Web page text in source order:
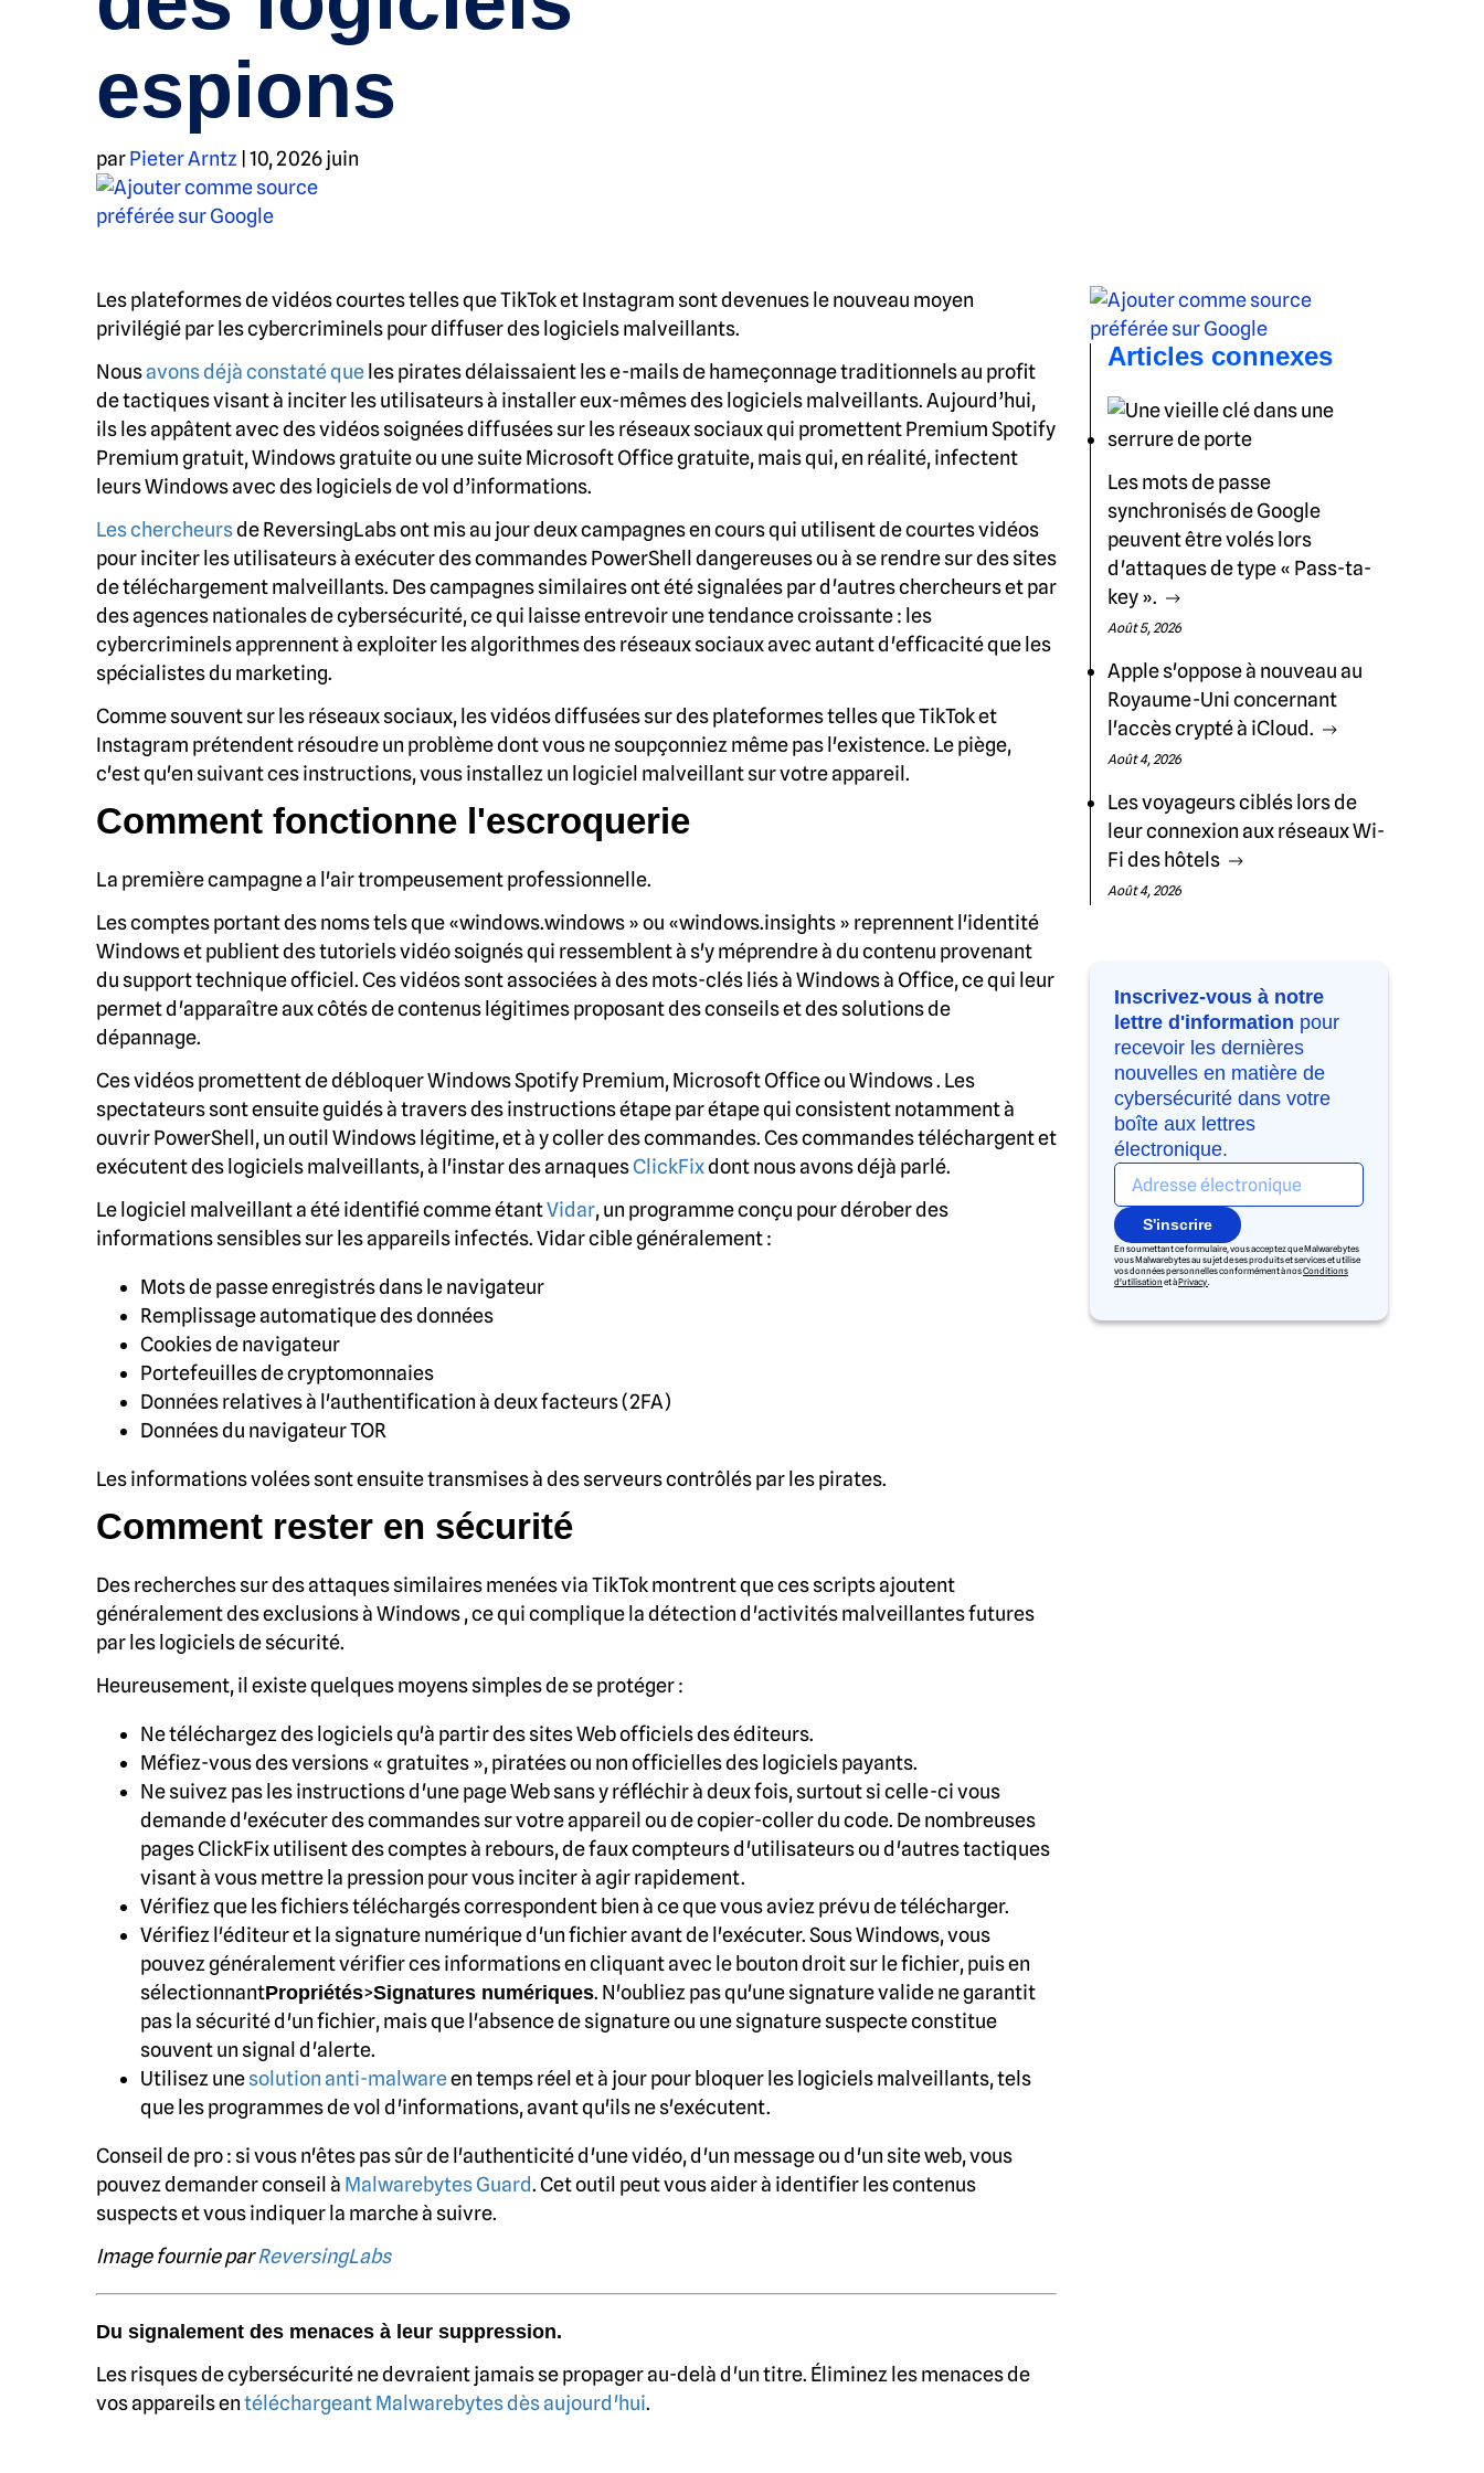
espions
parPieter Arntz 10, 2026 juin
Les plateformes de vidéos courtes telles que TikTok et Instagram sont devenues le nouveau moyen
privilégié par les cybercriminels pour diffuser des logiciels malveillants.
Nousavons déjà constaté que les pirates délaissaient les e-mails de hameçonnage traditionnels au profit
de tactiques visant à inciter les utilisateurs à installer eux-mêmes des logiciels malveillants. Aujourd’hui,
ils les appâtent avec des vidéos soignées diffusées sur les réseaux sociaux qui promettent Premium Spotify
Premium gratuit, Windows gratuite ou une suite Microsoft Office gratuite, mais qui, en réalité, infectent
leurs Windows avec des logiciels de vol d’informations.
Les chercheursde ReversingLabs ont mis au jour deux campagnes en cours qui utilisent de courtes vidéos
pour inciter les utilisateurs à exécuter des commandes PowerShell dangereuses ou à se rendre sur des sites
de téléchargement malveillants. Des campagnes similaires ont été signalées par d'autres chercheurs et par
des agences nationales de cybersécurité, ce qui laisse entrevoir une tendance croissante : les
cybercriminels apprennent à exploiter les algorithmes des réseaux sociaux avec autant d'efficacité que les
spécialistes du marketing.
Comme souvent sur les réseaux sociaux, les vidéos diffusées sur des plateformes telles que TikTok et
Instagram prétendent résoudre un problème dont vous ne soupçonniez même pas l'existence. Le piège,
c'est qu'en suivant ces instructions, vous installez un logiciel malveillant sur votre appareil.
Comment fonctionne l'escroquerie
La première campagne a l'air trompeusement professionnelle.
Les comptes portant des noms tels que «windows.windows » ou «windows.insights » reprennent l'identité
Windows et publient des tutoriels vidéo soignés qui ressemblent à s'y méprendre à du contenu provenant
du support technique officiel. Ces vidéos sont associées à des mots-clés liés à Windows à Office, ce qui leur
permet d'apparaître aux côtés de contenus légitimes proposant des conseils et des solutions de
dépannage.
Ces vidéos promettent de débloquer Windows Spotify Premium, Microsoft Office ou Windows . Les
spectateurs sont ensuite guidés à travers des instructions étape par étape qui consistent notamment à
ouvrir PowerShell, un outil Windows légitime, et à y coller des commandes. Ces commandes téléchargent et
exécutent des logiciels malveillants, à l'instar des arnaquesClickFixdont nous avons déjà parlé.
Le logiciel malveillant a été identifié comme étantVidar, un programme conçu pour dérober des
informations sensibles sur les appareils infectés. Vidar cible généralement :
Mots de passe enregistrés dans le navigateur
Remplissage automatique des données
Cookies de navigateur
Portefeuilles de cryptomonnaies
Données relatives à l'authentification à deux facteurs (2FA)
Données du navigateur TOR
Les informations volées sont ensuite transmises à des serveurs contrôlés par les pirates.
Comment rester en sécurité
Des recherches sur des attaques similaires menées via TikTok montrent que ces scripts ajoutent
généralement des exclusions à Windows , ce qui complique la détection d'activités malveillantes futures
par les logiciels de sécurité.
Heureusement, il existe quelques moyens simples de se protéger :
Ne téléchargez des logiciels qu'à partir des sites Web officiels des éditeurs.
Méfiez-vous des versions « gratuites », piratées ou non officielles des logiciels payants.
Ne suivez pas les instructions d'une page Web sans y réfléchir à deux fois, surtout si celle-ci vous
demande d'exécuter des commandes sur votre appareil ou de copier-coller du code. De nombreuses
pages ClickFix utilisent des comptes à rebours, de faux compteurs d'utilisateurs ou d'autres tactiques
visant à vous mettre la pression pour vous inciter à agir rapidement.
Vérifiez que les fichiers téléchargés correspondent bien à ce que vous aviez prévu de télécharger.
Vérifiez l'éditeur et la signature numérique d'un fichier avant de l'exécuter. Sous Windows, vous
pouvez généralement vérifier ces informations en cliquant avec le bouton droit sur le fichier, puis en
sélectionnantPropriétés>Signatures numériques. N'oubliez pas qu'une signature valide ne garantit
pas la sécurité d'un fichier, mais que l'absence de signature ou une signature suspecte constitue
souvent un signal d'alerte.
Utilisez unesolution anti-malwareen temps réel et à jour pour bloquer les logiciels malveillants, tels
que les programmes de vol d'informations, avant qu'ils ne s'exécutent.
Conseil de pro : si vous n'êtes pas sûr de l'authenticité d'une vidéo, d'un message ou d'un site web, vous
pouvez demander conseil à Malwarebytes Guard. Cet outil peut vous aider à identifier les contenus
suspects et vous indiquer la marche à suivre.
Image fournie parReversingLabs
Du signalement des menaces à leur suppression.
Les risques de cybersécurité ne devraient jamais se propager au-delà d'un titre. Éliminez les menaces de
vos appareils entéléchargeant Malwarebytes dès aujourd'hui.
Articles connexes
Les mots de passe
synchronisés de Google
peuvent être volés lors
d'attaques de type « Pass-ta-
key ».
Août 5, 2026
Apple s'oppose à nouveau au
Royaume-Uni concernant
l'accès crypté à iCloud.
Août 4, 2026
Les voyageurs ciblés lors de
leur connexion aux réseaux Wi-
Fi des hôtels
Août 4, 2026
Inscrivez-vous à notre
lettre d'information pour
recevoir les dernières
nouvelles en matière de
cybersécurité dans votre
boîte aux lettres
électronique.
S'inscrire
En soumettant ce formulaire, vous acceptez que Malwarebytes
vous Malwarebytes au sujet de ses produits et services et utilise
vos données personnelles conformément à nosConditions
d'utilisation et àPrivacy.